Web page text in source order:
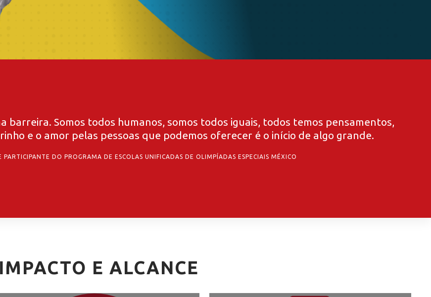
barreira. Somos todos humanos, somos todos iguais, todos temos pensamentos,
e o amor pelas pessoas que podemos oferecer é o início de algo grande.
DO PROGRAMA DE ESCOLAS UNIFICADAS DE OLIMPÍADAS ESPECIAIS MÉXICO
IMPACTO E ALCANCE